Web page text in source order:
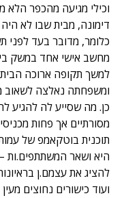
וכילי מגיעה מהכפר
מחשב אישי אחד במשק
למשך תקופה ארוכה
כן. מה שסייע לה להגיע
מסורתיים אך פחות
תוכנית בוטקאמפ של
היא ושאר המשתתפים.ות
להציג את עצמם.ן
ועוד כישורים נחוצים